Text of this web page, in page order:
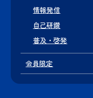
情報発信
自己研鑽
普及・啓発
会員限定